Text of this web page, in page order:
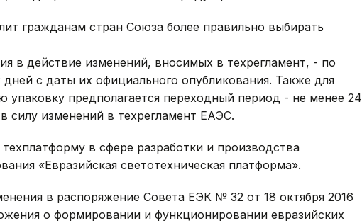
гражданам стран Союза более правильно выбирать
в действие изменений, вносимых в техрегламент, - по
с даты их официального опубликования. Также для
упаковку предполагается переходный период - не менее 24
силу изменений в техрегламент ЕАЭС.
в сфере разработки и производства
«Евразийская светотехническая платформа».
в распоряжение Совета ЕЭК № 32 от 18 октября 2016
о формировании и функционировании евразийских